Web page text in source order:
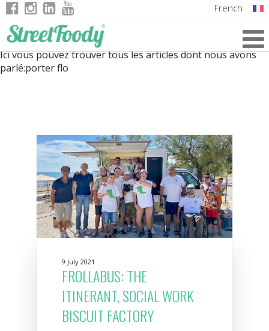
French
English
Ici vous pouvez trouver tous les articles dont nous avons
parlé:porter flo
9 July 2021
FROLLABUS: THE
ITINERANT, SOCIAL WORK
BISCUIT FACTORY